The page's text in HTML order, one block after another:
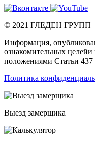
© 2021 ГЛЕДЕН ГРУПП
Информация,
ознакомительных целейи
положениями Статьи
Политика
Выезд замерщика